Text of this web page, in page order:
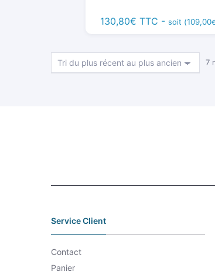
130,80€ TTC - soit (109,00€
7
Service Client
Contact
Panier